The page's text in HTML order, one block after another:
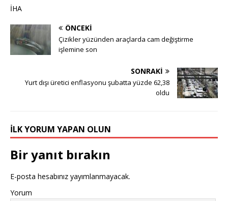
İHA
ÖNCEKI
Çizikler yüzünden araçlarda cam değiştirme
işlemine son
SONRAKI
Yurt dışı üretici enflasyonu şubatta yüzde 62,38
oldu
İLK YORUM YAPAN OLUN
Bir yanıt bırakın
E-posta hesabınız yayımlanmayacak.
Yorum